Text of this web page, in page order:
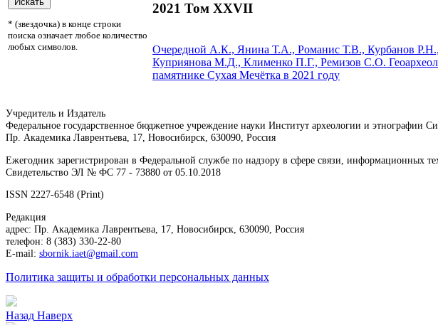
* (звездочка) в конце строки
поиска означает любое количество
любых символов.
2021 Том XXVII
Очередной А.К., Янина Т.А., Романис Т.В., Курбанов
Куприянова М.Д., Клименко П.Г., Ремизов С.О.
памятнике Сухая Мечётка в 2021 году
Учредитель и Издатель
Федеральное государственное бюджетное учреждение науки Институт археологии и
Пр. Академика Лаврентьева, 17, Новосибирск, 630090, Россия
Ежегодник зарегистрирован в Федеральной службе по надзору в сфере связи, информационных
Свидетельство ЭЛ № ФС 77 - 73880 от 05.10.2018
ISSN 2227-6548 (Print)
Редакция
адрес: Пр. Академика Лаврентьева, 17, Новосибирск, 630090, Россия
телефон: 8 (383) 330-22-80
E-mail: sbornik.iaet@gmail.com
Политика защиты и обработки персональных данных
Назад Наверх